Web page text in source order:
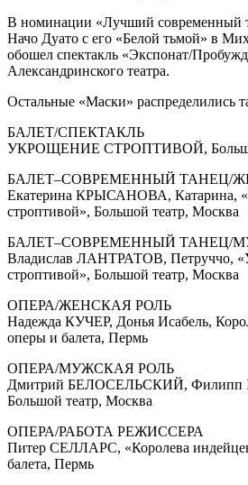
В номинации «Лучший современный
Начо Дуато с его «Белой тьмой» в
обошел спектакль «Экспонат/
Александринского театра.
Остальные «Маски» распределились
БАЛЕТ/СПЕКТАКЛЬ
УКРОЩЕНИЕ СТРОПТИВОЙ,
БАЛЕТ–СОВРЕМЕННЫЙ ТАНЕЦ/
Екатерина КРЫСАНОВА, Катарина,
строптивой», Большой театр, Москва
БАЛЕТ–СОВРЕМЕННЫЙ ТАНЕЦ/
Владислав ЛАНТРАТОВ, Петруччо,
строптивой», Большой театр, Москва
ОПЕРА/ЖЕНСКАЯ РОЛЬ
Надежда КУЧЕР, Донья Исабель,
оперы и балета, Пермь
ОПЕРА/МУЖСКАЯ РОЛЬ
Дмитрий БЕЛОСЕЛЬСКИЙ, Филипп
Большой театр, Москва
ОПЕРА/РАБОТА РЕЖИСCЕРА
Питер СЕЛЛАРС, «Королева
балета, Пермь